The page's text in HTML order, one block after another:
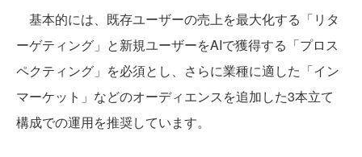
基本的には、既存ユーザーの売上を最大化する「リタ
ーゲティング」と新規ユーザーをAIで獲得する「プロス
ペクティング」を必須とし、さらに業種に適した「イン
マーケット」などのオーディエンスを追加した3本立て
構成での運用を推奨しています。